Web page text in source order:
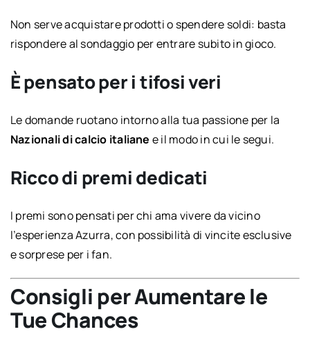
Non serve acquistare prodotti o spendere soldi: basta
rispondere al sondaggio per entrare subito in gioco.
È pensato per i tifosi veri
Le domande ruotano intorno alla tua passione per la
Nazionali di calcio italiane e il modo in cui le segui.
Ricco di premi dedicati
I premi sono pensati per chi ama vivere da vicino
l’esperienza Azurra, con possibilità di vincite esclusive
e sorprese per i fan.
Consigli per Aumentare le
Tue Chances